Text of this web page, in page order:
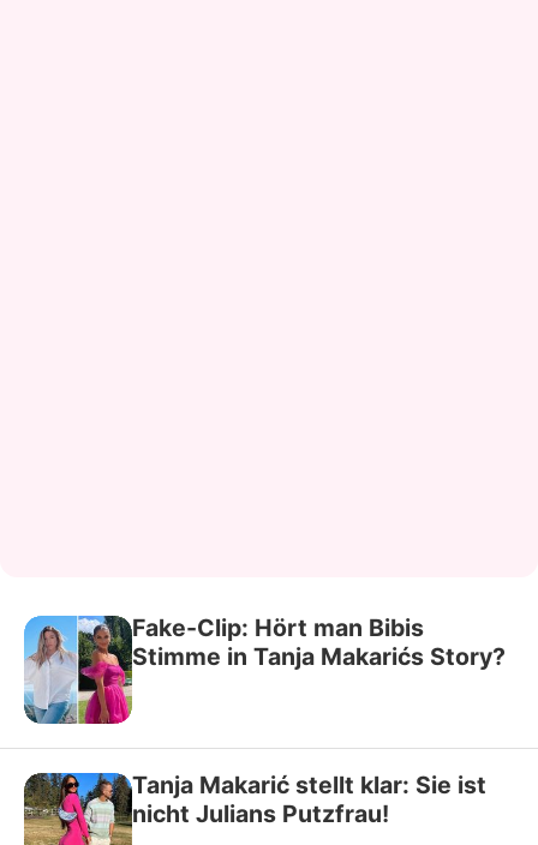
Fake-Clip: Hört man Bibis
Stimme in Tanja Makarićs Story?
Tanja Makarić stellt klar: Sie ist
nicht Julians Putzfrau!